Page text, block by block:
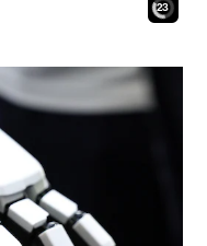
21